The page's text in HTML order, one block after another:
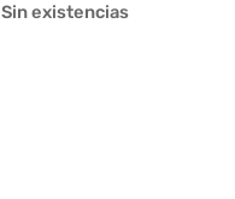
Sin existencias